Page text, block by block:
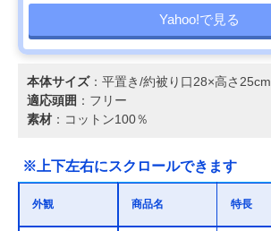
Yahoo!で見る
本体サイズ：平置き/約被り口28×高さ25cm
適応頭囲 ：フリー
素材 ：コットン100％
※上下左右にスクロールできます
外観 商品名 特長